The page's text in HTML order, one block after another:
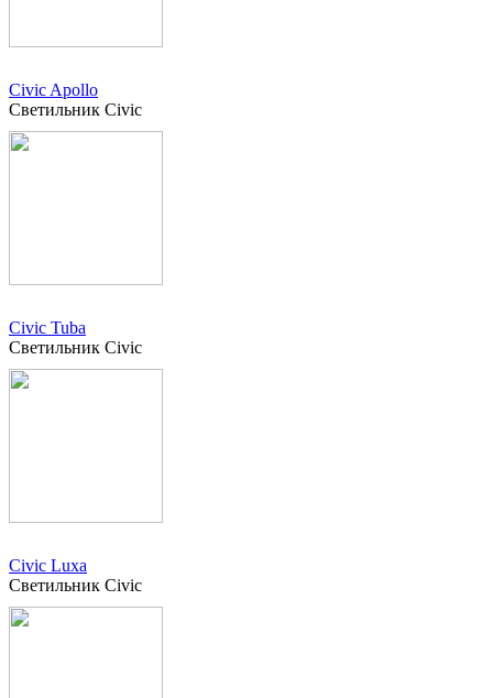
Civic Apollo
Светильник Civic
Civic Tuba
Светильник Civic
Civic Luxa
Светильник Civic